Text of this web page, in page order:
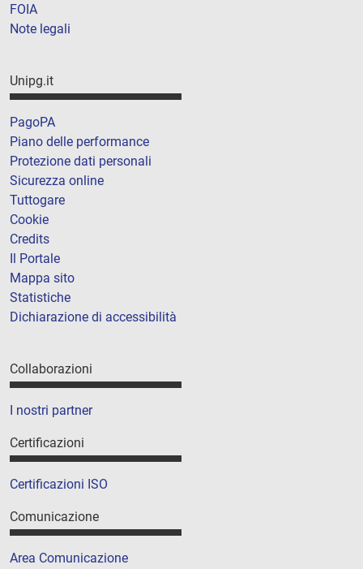
FOIA
Note legali
Unipg.it
PagoPA
Piano delle performance
Protezione dati personali
Sicurezza online
Tuttogare
Cookie
Credits
Il Portale
Mappa sito
Statistiche
Dichiarazione di accessibilità
Collaborazioni
I nostri partner
Certificazioni
Certificazioni ISO
Comunicazione
Area Comunicazione